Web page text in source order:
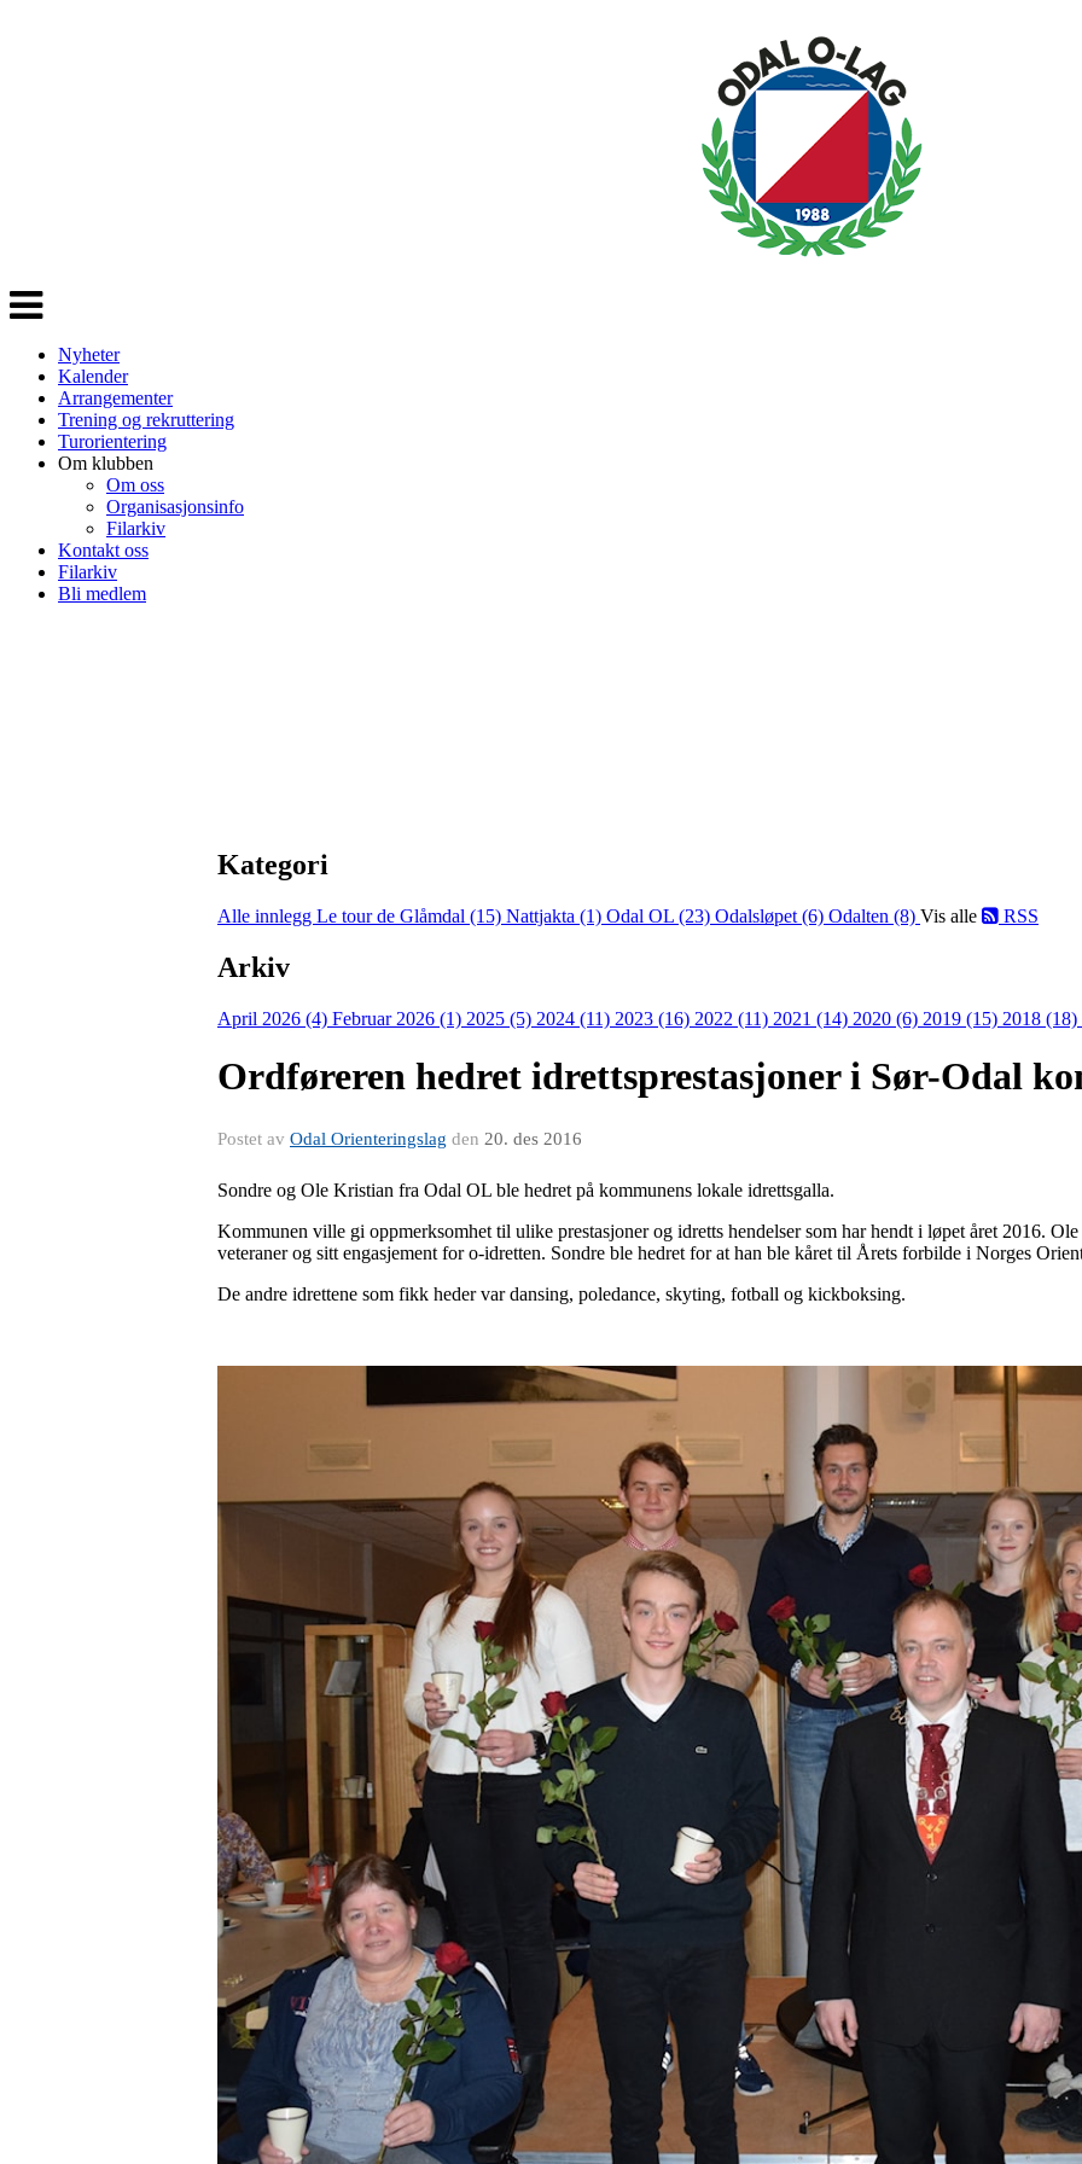
Veksle
navigasjon
Nyheter
Kalender
Arrangementer
Trening og rekruttering
Turorientering
Om klubben
Om oss
Organisasjonsinfo
Filarkiv
Kontakt oss
Filarkiv
Bli medlem
Kategori
Alle innlegg Le tour de Glåmdal (15) Nattjakta (1) Odal OL (23) Odalsløpet (6) Odalten (8) Vis alle RSS
Arkiv
April 2026 (4) Februar 2026 (1) 2025 (5) 2024 (11) 2023 (16) 2022 (11) 2021 (14) 2020 (6) 2019 (15) 2018 (18)
Ordføreren hedret idrettsprestasjoner i Sør-Odal
Postet av Odal Orienteringslag den 20. des 2016
Sondre og Ole Kristian fra Odal OL ble hedret på kommunens lokale idrettsgalla.
Kommunen ville gi oppmerksomhet til ulike prestasjoner og idretts hendelser som har hendt i løpet året 2016.
veteraner og sitt engasjement for o-idretten. Sondre ble hedret for at han ble kåret til Årets forbilde i Norges
De andre idrettene som fikk heder var dansing, poledance, skyting, fotball og kickboksing.